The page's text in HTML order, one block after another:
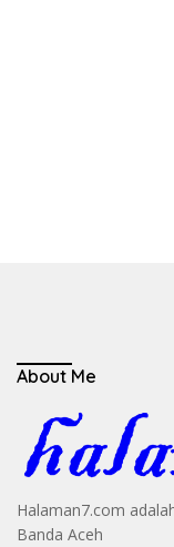
About Me
Halaman7.com
Banda Aceh